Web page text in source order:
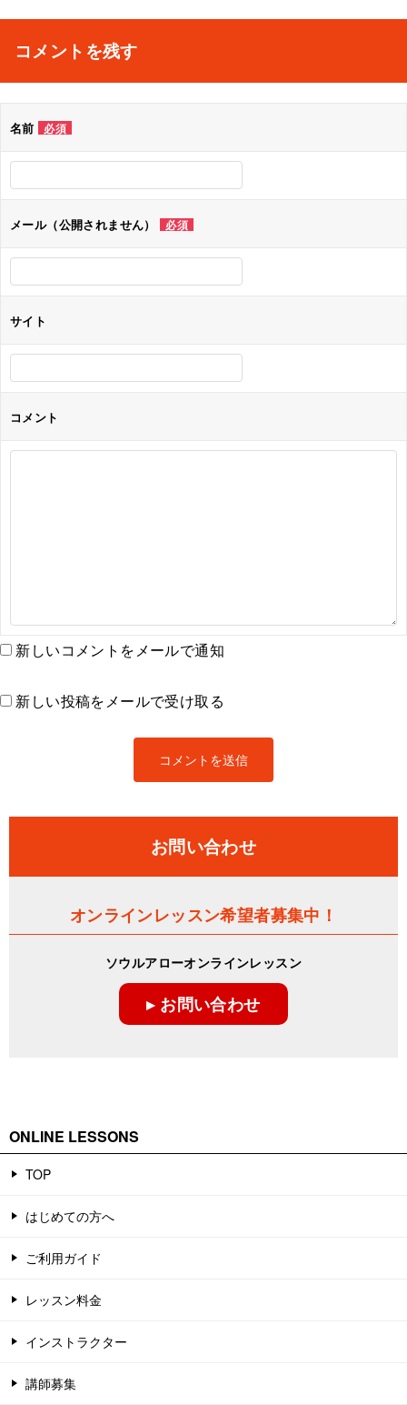
ビ
シ
コメントを残す
名前 必須
メール（公開されません） 必須
サイト
コメント
新しいコメントをメールで通知
新しい投稿をメールで受け取る
お問い合わせ
オンラインレッスン希望者募集中！
ソウルアローオンラインレッスン
▸ お問い合わせ
ONLINE LESSONS
TOP
はじめての方へ
ご利用ガイド
レッスン料金
インストラクター
講師募集